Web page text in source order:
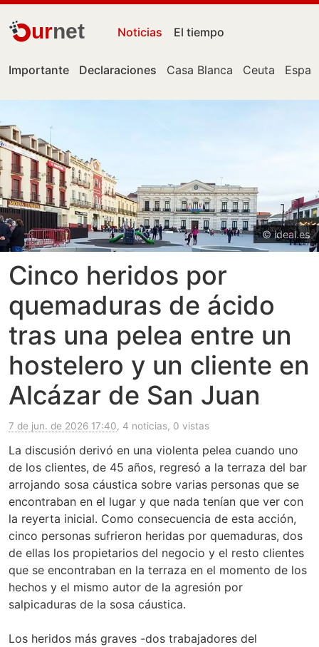
urnet Noticias El tiempo
Importante Declaraciones Casa Blanca Ceuta
© ideal.es
Cinco heridos por
quemaduras de ácido
tras una pelea entre un
hostelero y un cliente en
Alcázar de San Juan
7 de jun. de 2026 17:40, 4 noticias, 0 vistas
La discusión derivó en una violenta pelea cuando uno
de los clientes, de 45 años, regresó a la terraza del bar
arrojando sosa cáustica sobre varias personas que se
encontraban en el lugar y que nada tenían que ver con
la reyerta inicial. Como consecuencia de esta acción,
cinco personas sufrieron heridas por quemaduras, dos
de ellas los propietarios del negocio y el resto clientes
que se encontraban en la terraza en el momento de los
hechos y el mismo autor de la agresión por
salpicaduras de la sosa cáustica.
Los heridos más graves -dos trabajadores del